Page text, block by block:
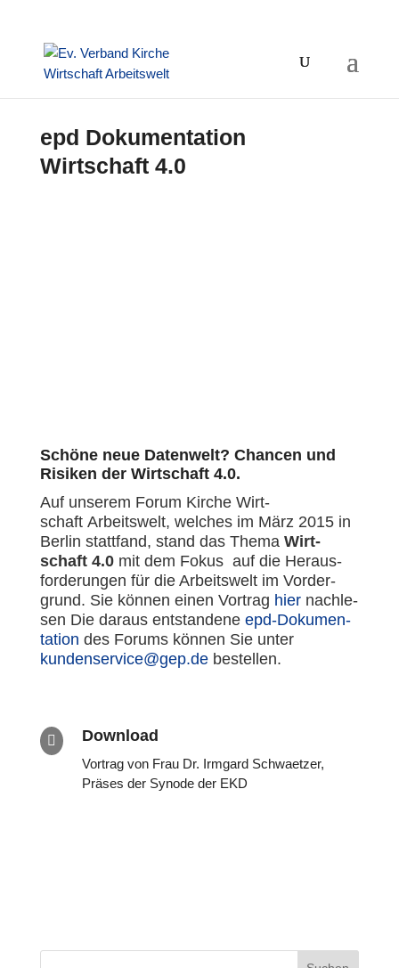
epd Dokumentation
Wirtschaft 4.0
Schöne neue Datenwelt? Chancen und
Risiken der Wirtschaft 4.0.
Auf unserem Forum Kirche Wirt­
schaft Arbeits­welt, welches im März 2015 in
Berlin statt­fand, stand das Thema Wirt­
schaft 4.0mit dem Fokus auf die Her­aus­
for­de­run­gen für die Arbeits­welt im Vor­der­
grund. Sie können einen Vortrag hiernach­le­
sen Die daraus ent­stan­dene epd-Doku­men­
ta­tion des Forums können Sie unter
kundenservice@gep.debestel­len.
 Download
Vortrag von Frau Dr. Irmgard Schwaet­zer,
Präses der Synode der EKD